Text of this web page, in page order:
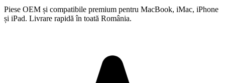
Piese OEM și compatibile premium pentru MacBook, iMac, iPhone
și iPad. Livrare rapidă în toată România.